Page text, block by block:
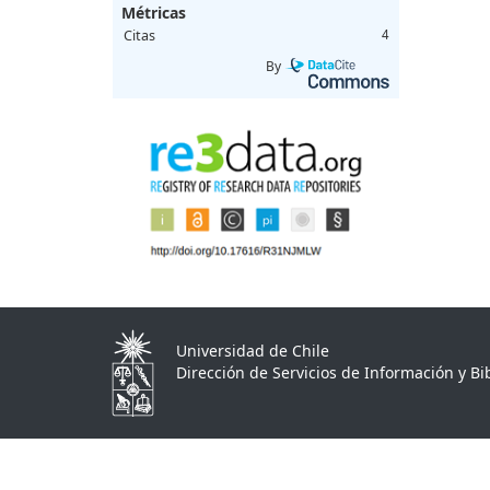
Métricas
Citas 4
By
Universidad de Chile
Dirección de Servicios de Información y